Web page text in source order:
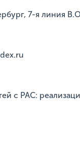
7-я линия
с РАС: